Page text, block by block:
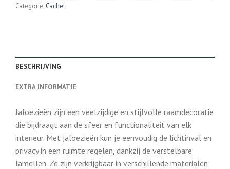
Categorie: Cachet
BESCHRIJVING
EXTRA INFORMATIE
Jaloezieën zijn een veelzijdige en stijlvolle raamdecoratie
die bijdraagt aan de sfeer en functionaliteit van elk
interieur. Met jaloezieën kun je eenvoudig de lichtinval en
privacy in een ruimte regelen, dankzij de verstelbare
lamellen. Ze zijn verkrijgbaar in verschillende materialen,